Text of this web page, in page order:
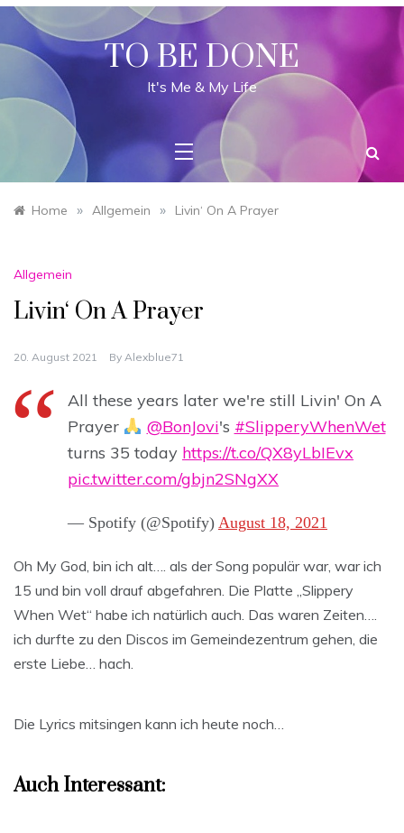
Skip
content
TO BE DONE
It's Me & My Life
Home » Allgemein » Livin‘ On A Prayer
Allgemein
Livin‘ On A Prayer
20. August 2021 By Alexblue71
All these years later we're still Livin' On A
Prayer
@BonJovi's #SlipperyWhenWet
turns 35 today https://t.co/QX8yLbIEvx
pic.twitter.com/gbjn2SNgXX
— Spotify (@Spotify) August 18, 2021
Oh My God, bin ich alt…. als der Song populär war, war ich
15 und bin voll drauf abgefahren. Die Platte „Slippery
When Wet“ habe ich natürlich auch. Das waren Zeiten….
ich durfte zu den Discos im Gemeindezentrum gehen, die
erste Liebe… hach.
Die Lyrics mitsingen kann ich heute noch…
Auch Interessant: